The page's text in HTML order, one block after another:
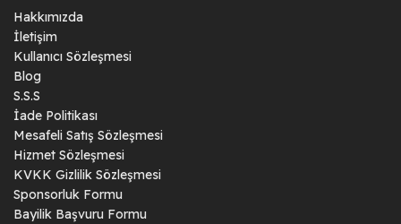
Hakkımızda
İletişim
Kullanıcı Sözleşmesi
Blog
S.S.S
İade Politikası
Mesafeli Satış Sözleşmesi
Hizmet Sözleşmesi
KVKK Gizlilik Sözleşmesi
Sponsorluk Formu
Bayilik Başvuru Formu